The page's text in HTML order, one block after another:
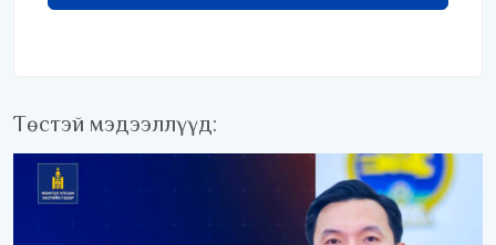
Төстэй мэдээллүүд: